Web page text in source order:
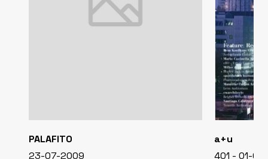
PALAFITO
23-07-2009
a+u
401 - 01-